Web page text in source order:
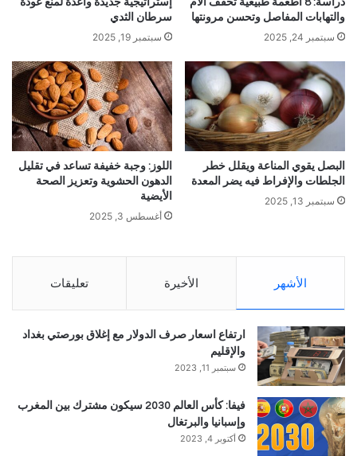
والتهابات المفاصل وتحسن مرونتها
سبتمبر 24, 2025
سرطان الثدي
سبتمبر 19, 2025
البصل يقوي المناعة ويقلل خطر
الجلطات والإفراط فيه يضر المعدة
سبتمبر 13, 2025
اللوز: وجبة خفيفة تساعد في تقليل
الدهون الحشوية وتعزيز الصحة
الأيضية
أغسطس 3, 2025
الأشهر الأخيرة تعليقات
ارتفاع اسعار صرف الدولار مع إغلاق بورصتي بغداد
والإقليم
سبتمبر 11, 2023
فيفا: كأس العالم 2030 سيكون مشترك بين المغرب
وإسبانيا والبرتغال
أكتوبر 4, 2023